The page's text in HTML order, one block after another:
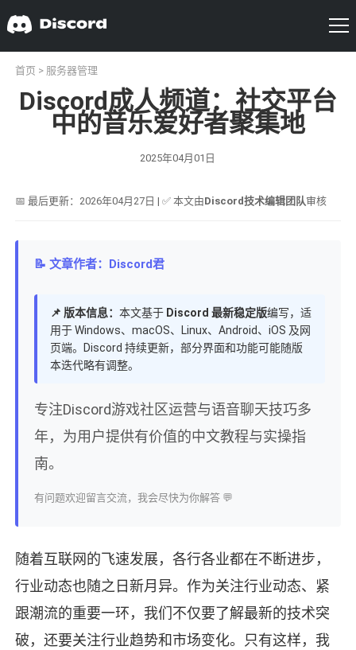
首页 > 服务器管理
Discord成人频道：社交平台
中的音乐爱好者聚集地
2025年04月01日
📅 最后更新：2026年04月27日 | ✅ 本文由Discord技术编辑团队审核
📝 文章作者：Discord君
📌 版本信息： 本文基于 Discord 最新稳定版编写，适
用于 Windows、macOS、Linux、Android、iOS 及网
页端。Discord 持续更新，部分界面和功能可能随版
本迭代略有调整。
专注Discord游戏社区运营与语音聊天技巧多
年，为用户提供有价值的中文教程与实操指
南。
有问题欢迎留言交流，我会尽快为你解答 💬
随着互联网的飞速发展，各行各业都在不断进步，
行业动态也随之日新月异。作为关注行业动态、紧
跟潮流的重要一环，我们不仅要了解最新的技术突
破，还要关注行业趋势和市场变化。只有这样，我